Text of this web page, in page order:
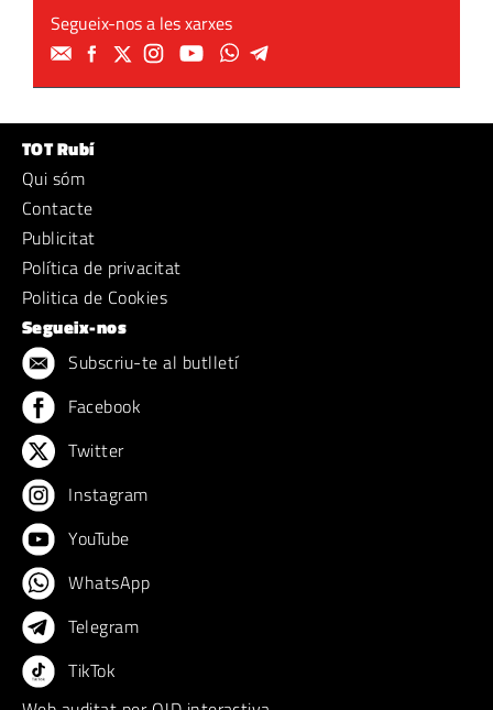
Segueix-nos a les xarxes
TOT Rubí
Qui sóm
Contacte
Publicitat
Política de privacitat
Politica de Cookies
Segueix-nos
Subscriu-te al butlletí
Facebook
Twitter
Instagram
YouTube
WhatsApp
Telegram
TikTok